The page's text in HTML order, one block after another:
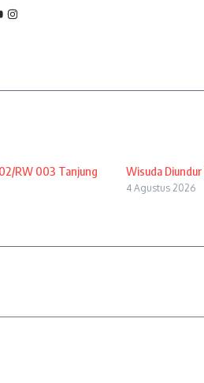
RW 003 Tanjung
Wisuda
4 Agustus 2026